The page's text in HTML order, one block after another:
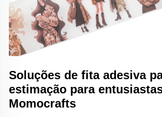
Soluções de fita adesiva
estimação para
Momocrafts